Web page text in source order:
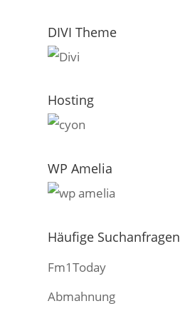
DIVI Theme
Hosting
WP Amelia
Häufige Suchanfragen
Fm1Today
Abmahnung